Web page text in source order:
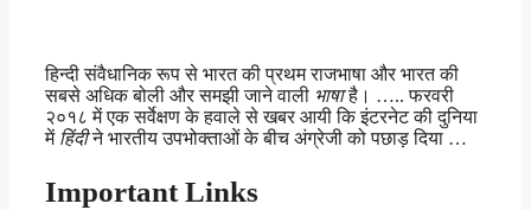
हिन्दी संवैधानिक रूप से भारत की प्रथम राजभाषा और भारत की
सबसे अधिक बोली और समझी जाने वाली भाषाहै। ….. फरवरी
२०१८ में एक सर्वेक्षण के हवाले से खबर आयी कि इंटरनेट की दुनिया
में हिंदीने भारतीय उपभोक्ताओं के बीच अंग्रेजी को पछाड़ दिया …
Important Links